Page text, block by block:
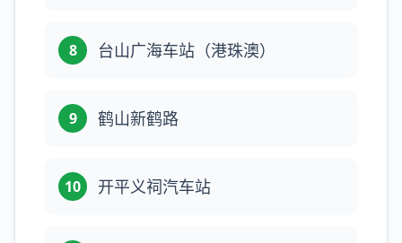
8 台山广海车站（港珠澳）
9 鹤山新鹤路
10 开平义祠汽车站